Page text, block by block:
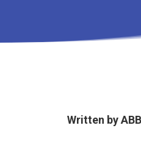
Written byABB